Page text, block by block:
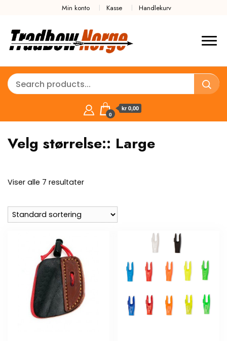
Min konto Kasse Handlekurv
0
kr 0,00
Velg størrelse:: Large
Viser alle 7 resultater